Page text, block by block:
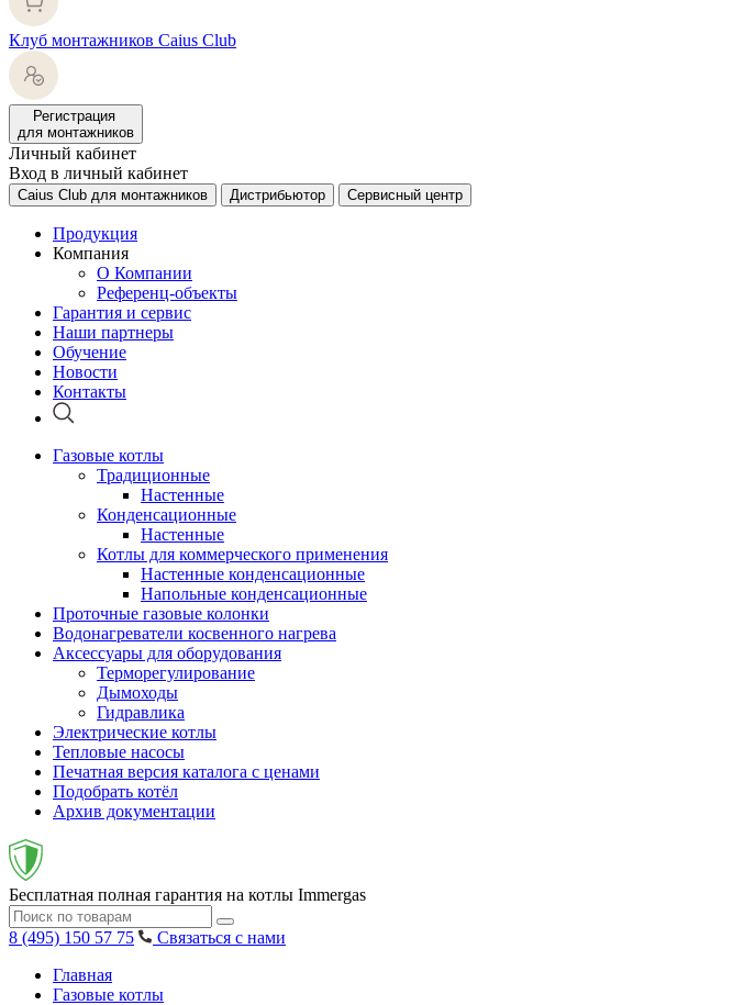
Клуб монтажников Caius Club
Регистрация
для монтажников
Личный кабинет
Вход в личный кабинет
Caius Club для монтажников Дистрибьютор Сервисный центр
Продукция
Компания
О Компании
Референц-объекты
Гарантия и сервис
Наши партнеры
Обучение
Новости
Контакты
Газовые котлы
Традиционные
Настенные
Конденсационные
Настенные
Котлы для коммерческого применения
Настенные конденсационные
Напольные конденсационные
Проточные газовые колонки
Водонагреватели косвенного нагрева
Аксессуары для оборудования
Терморегулирование
Дымоходы
Гидравлика
Электрические котлы
Тепловые насосы
Печатная версия каталога с ценами
Подобрать котёл
Архив документации
Бесплатная полная гарантия на котлы Immergas
8 (495) 150 57 75
Связаться с нами
Главная
Газовые котлы